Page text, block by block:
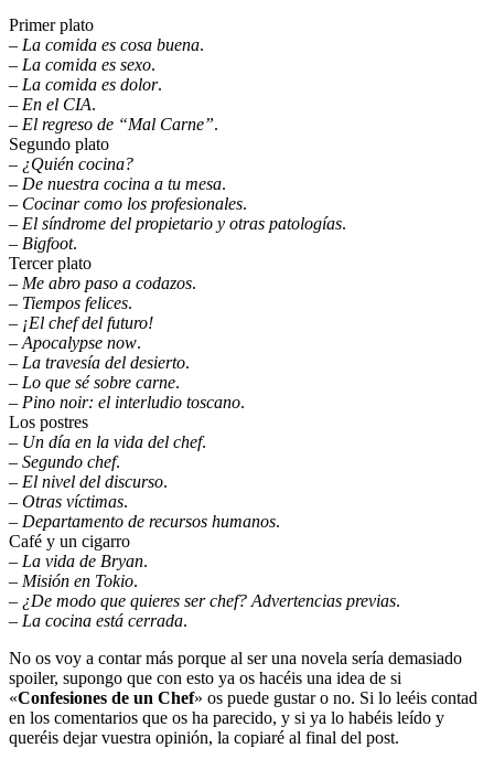
Primer plato
– La comida es cosa buena.
– La comida es sexo.
– La comida es dolor.
– En el CIA.
– El regreso de “Mal Carne”.
Segundo plato
– ¿Quién cocina?
– De nuestra cocina a tu mesa.
– Cocinar como los profesionales.
– El síndrome del propietario y otras patologías.
– Bigfoot.
Tercer plato
– Me abro paso a codazos.
– Tiempos felices.
– ¡El chef del futuro!
–Apocalypse now.
– La travesía del desierto.
– Lo que sé sobre carne.
– Pino noir: el interludio toscano.
Los postres
– Un día en la vida del chef.
– Segundo chef.
– El nivel del discurso.
– Otras víctimas.
– Departamento de recursos humanos.
Café y un cigarro
– La vida de Bryan.
– Misión en Tokio.
– ¿De modo que quieres ser chef? Advertencias previas.
– La cocina está cerrada.
No os voy a contar más porque al ser una novela sería demasiado
spoiler, supongo que con esto ya os hacéis una idea de si
«Confesiones de un Chef» os puede gustar o no. Si lo leéis contad
en los comentarios que os ha parecido, y si ya lo habéis leído y
queréis dejar vuestra opinión, la copiaré al final del post.